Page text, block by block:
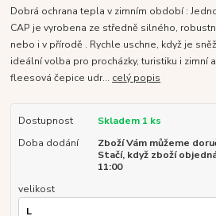
Dobrá ochrana tepla v zimním období :
CAP je vyrobena ze středně silného,
nebo i v přírodě . Rychle uschne, když je
ideální volba pro procházky, turistiku i zimní
fleesová čepice udr... celý popis
Dostupnost
Skladem 1 ks
Doba dodání
Zboží Vám můžeme
Stačí, když zboží
11:00
velikost